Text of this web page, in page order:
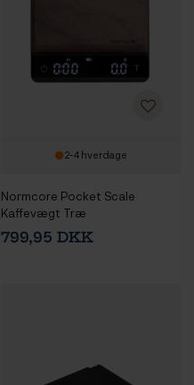
2-4 hverdage
Normcore Pocket Scale
Kaffevægt Træ
799,95 DKK